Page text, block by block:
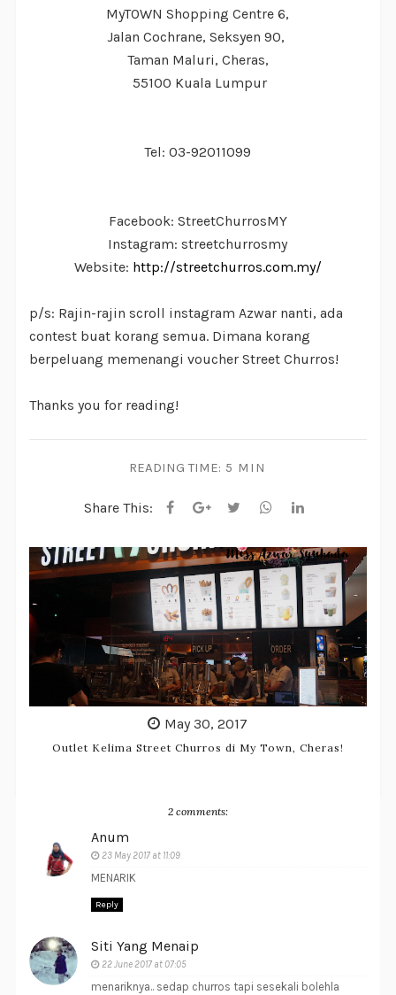
MyTOWN Shopping Centre 6,
Jalan Cochrane, Seksyen 90,
Taman Maluri, Cheras,
55100 Kuala Lumpur
Tel: 03-92011099
Facebook: StreetChurrosMY
Instagram: streetchurrosmy
Website: http://streetchurros.com.my/
p/s: Rajin-rajin scroll instagram Azwar nanti, ada
contest buat korang semua. Dimana korang
berpeluang memenangi voucher Street Churros!
Thanks you for reading!
READING TIME: 5 MIN
Share This:
May 30, 2017
Outlet Kelima Street Churros di My Town, Cheras!
2 comments:
Anum
23 May 2017 at 11:09
MENARIK
Reply
Siti Yang Menaip
22 June 2017 at 07:05
menariknya.. sedap churros tapi sesekali bolehla